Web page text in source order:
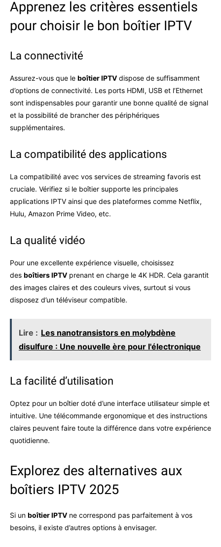
Apprenez les critères essentiels
pour choisir le bon boîtier IPTV
La connectivité
Assurez-vous que le boîtier IPTV dispose de suffisamment
d’options de connectivité. Les ports HDMI, USB et l’Ethernet
sont indispensables pour garantir une bonne qualité de signal
et la possibilité de brancher des périphériques
supplémentaires.
La compatibilité des applications
La compatibilité avec vos services de streaming favoris est
cruciale. Vérifiez si le boîtier supporte les principales
applications IPTV ainsi que des plateformes comme Netflix,
Hulu, Amazon Prime Video, etc.
La qualité vidéo
Pour une excellente expérience visuelle, choisissez
des boîtiers IPTV prenant en charge le 4K HDR. Cela garantit
des images claires et des couleurs vives, surtout si vous
disposez d’un téléviseur compatible.
Lire : Les nanotransistors en molybdène
disulfure : Une nouvelle ère pour l'électronique
La facilité d’utilisation
Optez pour un boîtier doté d’une interface utilisateur simple et
intuitive. Une télécommande ergonomique et des instructions
claires peuvent faire toute la différence dans votre expérience
quotidienne.
Explorez des alternatives aux
boîtiers IPTV 2025
Si un boîtier IPTV ne correspond pas parfaitement à vos
besoins, il existe d’autres options à envisager.